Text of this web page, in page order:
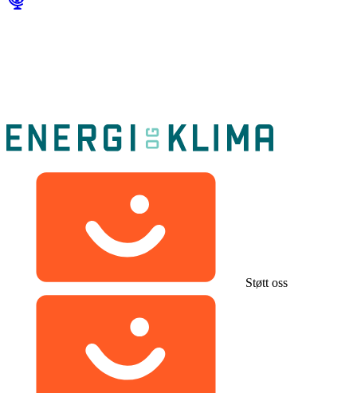
Støtt oss